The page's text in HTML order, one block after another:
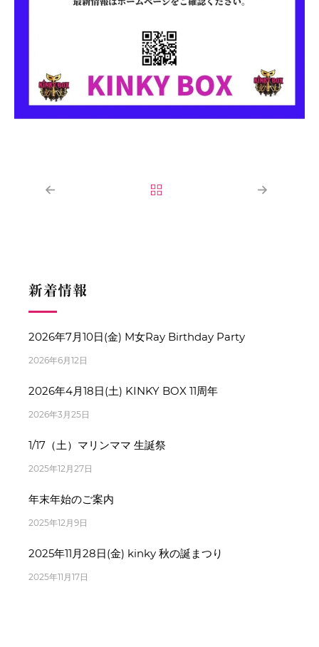
新着情報
2026年7月10日(金) M女Ray Birthday Party
2026年6月12日
2026年4月18日(土) KINKY BOX 11周年
2026年3月25日
1/17（土）マリンママ 生誕祭
2025年12月27日
年末年始のご案内
2025年12月9日
2025年11月28日(金) kinky 秋の誕まつり
2025年11月17日